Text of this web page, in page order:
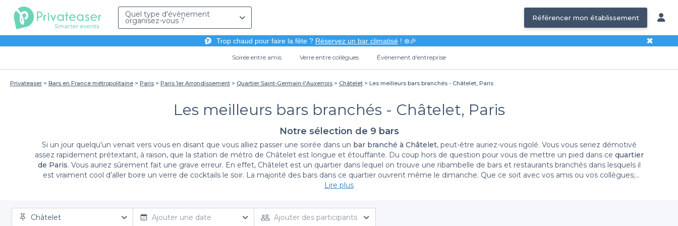
Quel type d'évènement
organisez-vous ? Référencer mon établissement
Trop chaud pour faire la fête ? Réservez un bar climatisé! ❄️🎉 ✖
Soirée entre amis Verre entre collègues Évènement d'entreprise
Privateaser Bars en France métropolitaine Paris Paris 1er Arrondissement Quartier Saint-Germain-l'Auxerrois Châtelet Les meilleurs bars branchés - Châtelet, Paris
Les meilleurs bars branchés - Châtelet, Paris
Notre sélection de 9 bars
Si un jour quelqu’un venait vers vous en disant que vous alliez passer une soirée dans un bar branché à Châtelet, peut-être auriez-vous rigolé. Vous vous seriez démotivé
assez rapidement prétextant, à raison, que la station de métro de Châtelet est longue et étouffante. Du coup hors de question pour vous de mettre un pied dans ce quartier
de Paris. Vous auriez sûrement fait une grave erreur. En effet, Châtelet est un quartier dans lequel on trouve une ribambelle de bars et restaurants branchés dans lesquels il
est vraiment cool d’aller boire un verre de cocktails le soir. La majorité des bars dans ce quartier ouvrent même le dimanche. Que ce soit avec vos amis ou vos collègues;
vivez une soirée apéro inoubliable dans l’un de nos meilleurs bars à châtelet. Vous avez un large choix de boissons : cocktails (mojito, sangria ...)bières artisanales le temps
passer une soirée riche en émotions dans une adresse à l’ambiance animée. Sinon, vous pouvez démarrer la journée avec un délicieux café dans l’un de nos bars café. Peu
Lire plus
Châtelet Ajouter une date Ajouter des participants